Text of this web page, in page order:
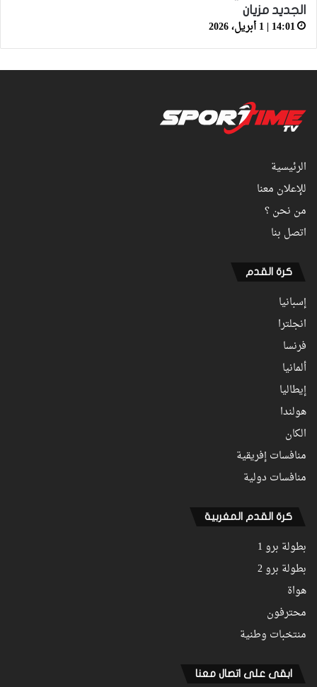
الجديد مزيان
14:01 | 1 أبريل، 2026
الرئيسية
للإعلان معنا
من نحن ؟
اتصل بنا
كرة القدم
إسبانيا
انجلترا
فرنسا
ألمانيا
إيطاليا
هولندا
الكان
منافسات إفريقية
منافسات دولية
كرة القدم المغربية
بطولة برو 1
بطولة برو 2
هواة
محترفون
منتخبات وطنية
ابقى على اتصال معنا